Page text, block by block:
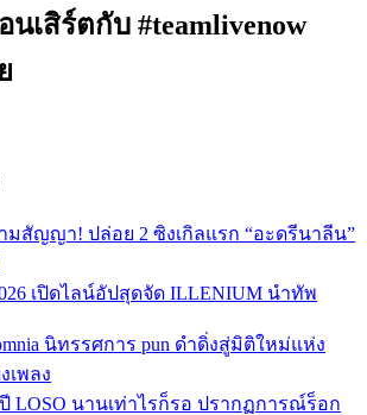
นเสิร์ตกับ #teamlivenow
มสัญญา! ปล่อย 2 ซิงเกิลแรก “อะดรีนาลีน”
เปิดไลน์อัปสุดจัด ILLENIUM นำทัพ
นิทรรศการ pun ดำดิ่งสู่มิติใหม่แห่ง
เพลง
LOSO นานเท่าไรก็รอ ปรากฏการณ์ร็อก